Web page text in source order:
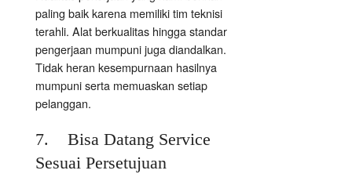
paling baik karena memiliki tim teknisi
terahli. Alat berkualitas hingga standar
pengerjaan mumpuni juga diandalkan.
Tidak heran kesempurnaan hasilnya
mumpuni serta memuaskan setiap
pelanggan.
7. Bisa Datang Service
Sesuai Persetujuan